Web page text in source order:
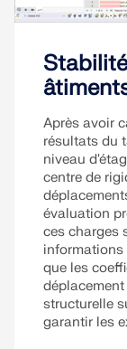
Après avoir
résultats du
niveau
centre de
évaluation
ces charges
informations
que les
structurelle
garantir les